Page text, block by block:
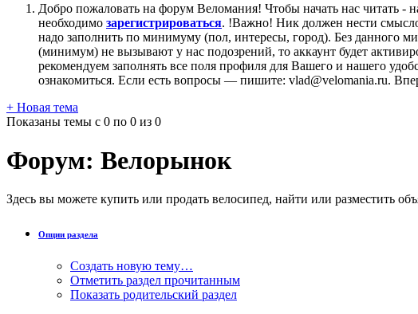
Добро пожаловать на форум Веломания! Чтобы начать нас читать -
необходимо зарегистрироваться. !Важно! Ник должен нести
надо заполнить по минимуму (пол, интересы, город). Без
(минимум) не вызывают у нас подозрений, то аккаунт будет
рекомендуем заполнять все поля профиля для Вашего и нашего
ознакомиться. Если есть вопросы — пишите: vlad@velomania.ru.
+ Новая тема
Показаны темы с 0 по 0 из 0
Форум: Велорынок
Здесь вы можете купить или продать велосипед, найти или разместить
Опции раздела
Создать новую тему…
Отметить раздел прочитанным
Показать родительский раздел